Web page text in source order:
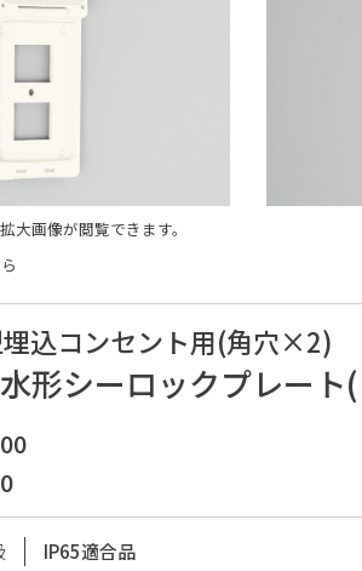
大画像が閲覧できます。
込コンセント用(角穴×2)
形シーロックプレート
IP65適合品